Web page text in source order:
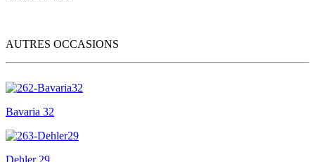
AUTRES OCCASIONS
Bavaria 32
Dehler 29